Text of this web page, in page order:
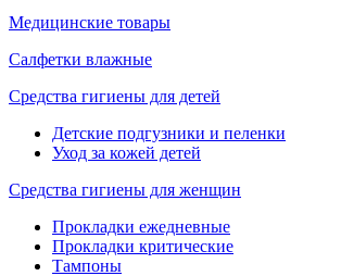
Медицинские товары
Салфетки влажные
Средства гигиены для детей
Детские подгузники и пеленки
Уход за кожей детей
Средства гигиены для женщин
Прокладки ежедневные
Прокладки критические
Тампоны